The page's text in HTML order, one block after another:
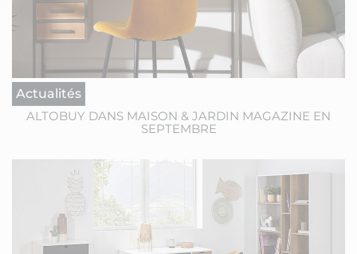
Actualités
ALTOBUY DANS MAISON & JARDIN MAGAZINE EN
SEPTEMBRE